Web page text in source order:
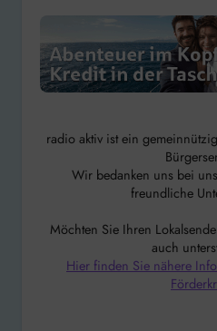
radio aktiv ist ein
Wir bedanken uns bei
freundliche
Möchten Sie Ihren
auch
Hier finden Sie nähere